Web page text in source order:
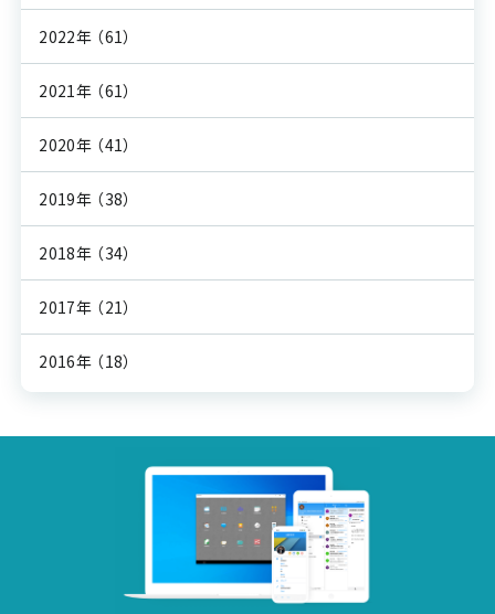
2022年 （61）
2021年 （61）
2020年 （41）
2019年 （38）
2018年 （34）
2017年 （21）
2016年 （18）